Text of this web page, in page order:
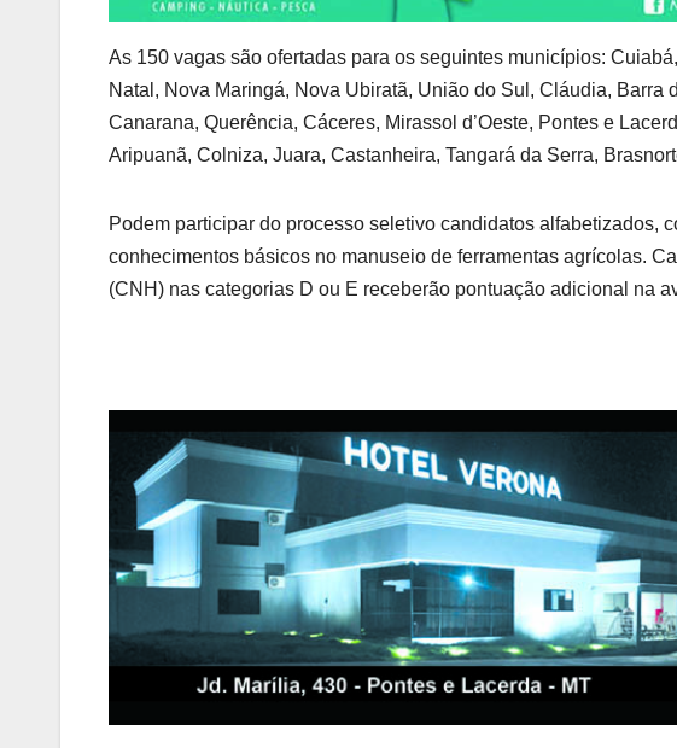
As 150 vagas são ofertadas para os seguintes municípios:
Natal, Nova Maringá, Nova Ubiratã, União do Sul, Cláudia, Barra
Canarana, Querência, Cáceres, Mirassol d’Oeste, Pontes e
Aripuanã, Colniza, Juara, Castanheira, Tangará da Serra,
Podem participar do processo seletivo candidatos alfabetizados,
conhecimentos básicos no manuseio de ferramentas agrícolas.
(CNH) nas categorias D ou E receberão pontuação adicional na